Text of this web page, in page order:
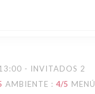
- INVITADOS 2
AMBIENTE : 4/5 MENÚ